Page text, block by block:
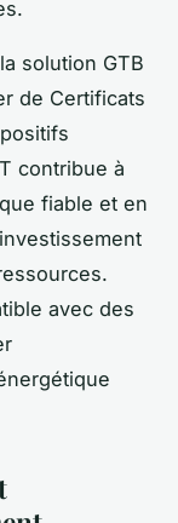
solution GTB
de Certificats
contribue à
fiable et en
avec des